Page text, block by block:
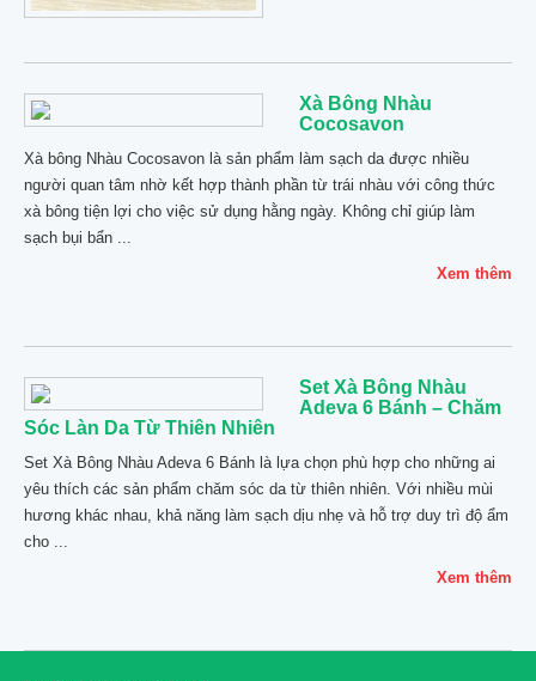
Xà Bông Nhàu
Cocosavon
Xà bông Nhàu Cocosavon là sản phẩm làm sạch da được nhiều
người quan tâm nhờ kết hợp thành phần từ trái nhàu với công thức
xà bông tiện lợi cho việc sử dụng hằng ngày. Không chỉ giúp làm
sạch bụi bẩn ...
Xem thêm
Set Xà Bông Nhàu
Adeva 6 Bánh – Chăm
Sóc Làn Da Từ Thiên Nhiên
Set Xà Bông Nhàu Adeva 6 Bánh là lựa chọn phù hợp cho những ai
yêu thích các sản phẩm chăm sóc da từ thiên nhiên. Với nhiều mùi
hương khác nhau, khả năng làm sạch dịu nhẹ và hỗ trợ duy trì độ ẩm
cho ...
Xem thêm